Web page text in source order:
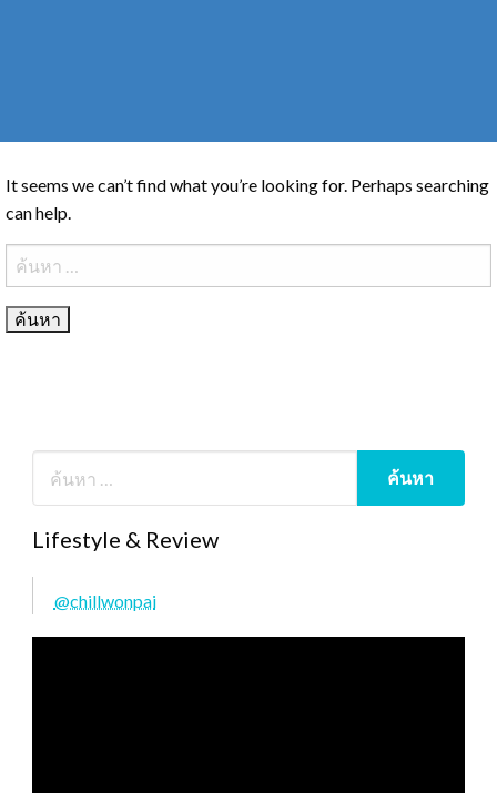
It seems we can’t find what you’re looking for. Perhaps searching
can help.
ค้นหา
สำหรับ:
Lifestyle & Review
@chillwonpai